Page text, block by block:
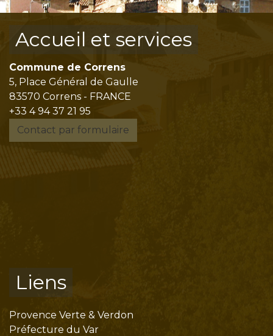
Accueil et services
Commune de Correns
5, Place Général de Gaulle
83570 Correns - FRANCE
+33 4 94 37 21 95
Contact par formulaire
Liens
Provence Verte & Verdon
Préfecture du Var